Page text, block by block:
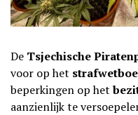
De Tsjechische
voor op het
beperkingen op het
aanzienlijk te